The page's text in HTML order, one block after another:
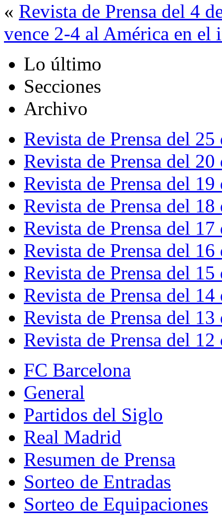
« Revista de Prensa del 4
vence 2-4 al América en
Lo último
Secciones
Archivo
Revista de Prensa del
Revista de Prensa del
Revista de Prensa del
Revista de Prensa del
Revista de Prensa del
Revista de Prensa del
Revista de Prensa del
Revista de Prensa del
Revista de Prensa del
Revista de Prensa del
FC Barcelona
General
Partidos del Siglo
Real Madrid
Resumen de Prensa
Sorteo de Entradas
Sorteo de Equipaciones